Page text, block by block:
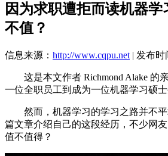
因为求职遭拒而读机器
不值？
信息来源： http://www.cqpu.net | 发布时
这是本文作者 Richmond Alake 的
一位全职员工到成为一位机器学习硕士
然而，机器学习的学习之路并不平
篇文章介绍自己的这段经历，不少网
值不值得？